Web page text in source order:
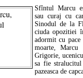
Sfîntul Marcu
sau curaj cu
Sinodul de la
ciuda opozitiei
adormit cu
moarte,
Grigorie,
sa fie stralucitul
pazeasca de